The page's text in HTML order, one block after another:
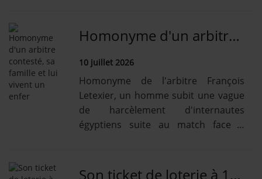
Homonyme d'un arbitre contesté, sa famille et lui vivent un enfer
10 juillet 2026
Homonyme de l'arbitre François
Letexier, un homme subit une vague
de harcèlement d'internautes
égyptiens suite au match face à
Son ticket de loterie à 13 millions de francs finit à la poubelle